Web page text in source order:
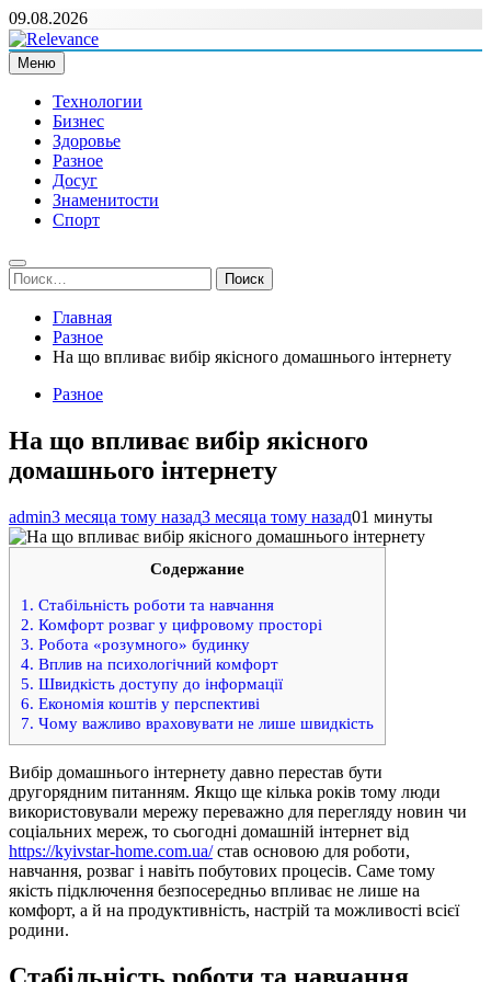
Перейти
к
содержимому
09.08.2026
Relevance
Релевантні новини — саме те, що вам потрібно
Меню
Технологии
Бизнес
Здоровье
Разное
Досуг
Знаменитости
Спорт
Найти:
Главная
Разное
На що впливає вибір якісного домашнього інтернету
Разное
На що впливає вибір якісного
домашнього інтернету
admin3 месяца тому назад3 месяца тому назад01 минуты
Содержание
1. Стабільність роботи та навчання
2. Комфорт розваг у цифровому просторі
3. Робота «розумного» будинку
4. Вплив на психологічний комфорт
5. Швидкість доступу до інформації
6. Економія коштів у перспективі
7. Чому важливо враховувати не лише швидкість
Вибір домашнього інтернету давно перестав бути
другорядним питанням. Якщо ще кілька років тому люди
використовували мережу переважно для перегляду новин чи
соціальних мереж, то сьогодні домашній інтернет від
https://kyivstar-home.com.ua/став основою для роботи,
навчання, розваг і навіть побутових процесів. Саме тому
якість підключення безпосередньо впливає не лише на
комфорт, а й на продуктивність, настрій та можливості всієї
родини.
Стабільність роботи та навчання